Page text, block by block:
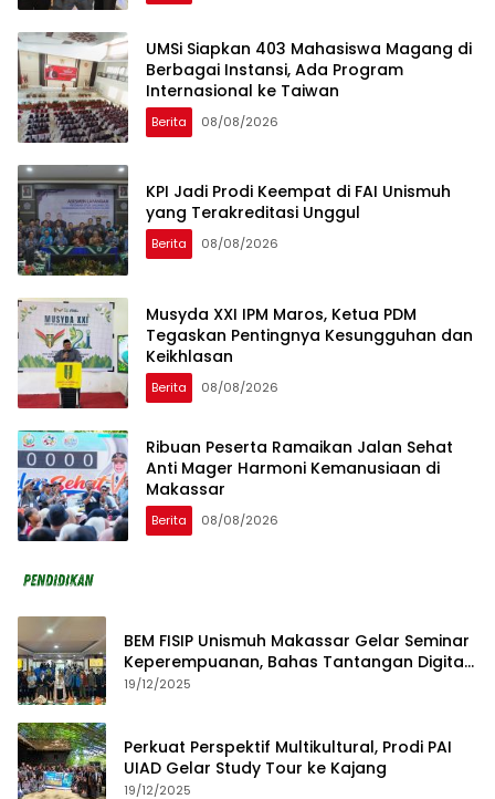
UMSi Siapkan 403 Mahasiswa Magang di
Berbagai Instansi, Ada Program
Internasional ke Taiwan
Berita 08/08/2026
KPI Jadi Prodi Keempat di FAI Unismuh
yang Terakreditasi Unggul
Berita 08/08/2026
Musyda XXI IPM Maros, Ketua PDM
Tegaskan Pentingnya Kesungguhan dan
Keikhlasan
Berita 08/08/2026
Ribuan Peserta Ramaikan Jalan Sehat
Anti Mager Harmoni Kemanusiaan di
Makassar
Berita 08/08/2026
BEM FISIP Unismuh Makassar Gelar Seminar
Keperempuanan, Bahas Tantangan Digital
dan Budaya Lokal
19/12/2025
Perkuat Perspektif Multikultural, Prodi PAI
UIAD Gelar Study Tour ke Kajang
19/12/2025